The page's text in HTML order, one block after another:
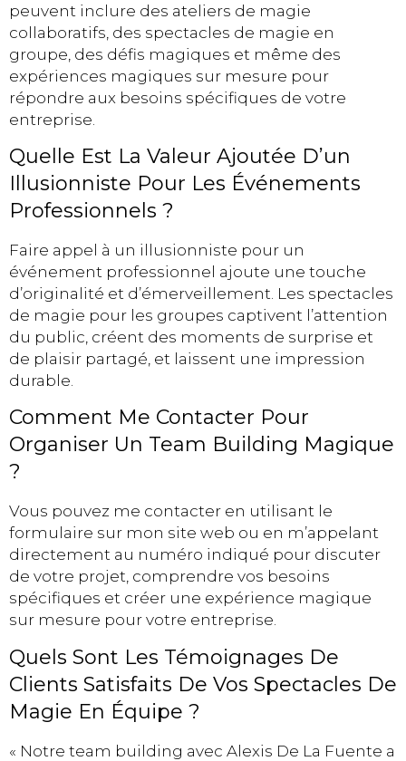
peuvent inclure des ateliers de magie
collaboratifs, des spectacles de magie en
groupe, des défis magiques et même des
expériences magiques sur mesure pour
répondre aux besoins spécifiques de votre
entreprise.
Quelle Est La Valeur Ajoutée D’un
Illusionniste Pour Les Événements
Professionnels ?
Faire appel à un illusionniste pour un
événement professionnel ajoute une touche
d’originalité et d’émerveillement. Les spectacles
de magie pour les groupes captivent l’attention
du public, créent des moments de surprise et
de plaisir partagé, et laissent une impression
durable.
Comment Me Contacter Pour
Organiser Un Team Building Magique
?
Vous pouvez me contacter en utilisant le
formulaire sur mon site web ou en m’appelant
directement au numéro indiqué pour discuter
de votre projet, comprendre vos besoins
spécifiques et créer une expérience magique
sur mesure pour votre entreprise.
Quels Sont Les Témoignages De
Clients Satisfaits De Vos Spectacles De
Magie En Équipe ?
« Notre team building avec Alexis De La Fuente a